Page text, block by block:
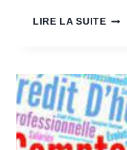
LIRE LA SUITE